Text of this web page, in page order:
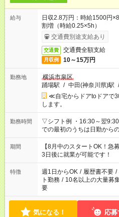
給与
日収2.8万円：時給1500円
割増（時給0.25×5h）
交通費別途支給あり
交通費 交通費全額支給
月収例 10～15万円
勤務地
横浜市泉区
踊場駅 / 中田(神奈川県)駅
≪自宅からドアtoドアで
します。
勤務時間
▽シフト例 ・16:30～翌
での最初のうちは日勤からのスタート！
今ご覧のお仕事で希望する
時間。 合計で週40時間を
期間
【8月中のスタートOK！
3日後に就業が可能です！
特徴 週1日からOK / 履歴書不要 /
ト勤務 / 10名以上の大量募
要
気になる！ 応募